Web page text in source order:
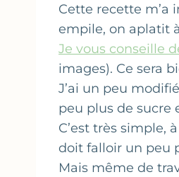
Cette recette m’a
empile, on aplatit
Je vous conseille
images). Ce sera
J’ai un peu
peu plus de sucre
C’est très simple,
doit falloir un peu
Mais même de